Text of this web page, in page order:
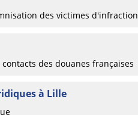
des victimes d'infraction
des douanes françaises
à Lille